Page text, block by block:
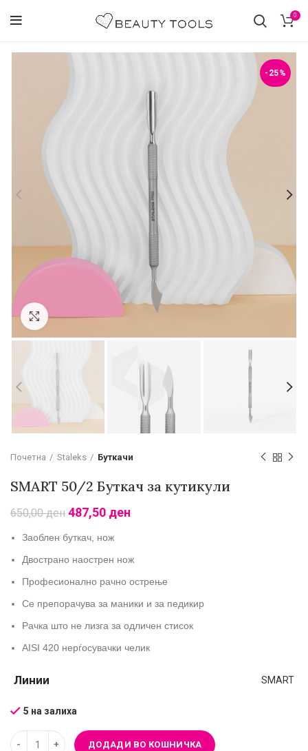
0
-25%
Зголеми
Почетна Staleks Буткачи
SMART 50/2 Буткач за кутикули
650,00ден 487,50 ден
Заоблен буткач, нож
Двострано наострен нож
Професионално рачно острење
Се препорачува за маники и за педикир
Рачка што не лизга за одличен стисок
AISI 420 нерѓосувачки челик
Линии SMART
5 на залиха
ДОДАДИ ВО КОШНИЧКА